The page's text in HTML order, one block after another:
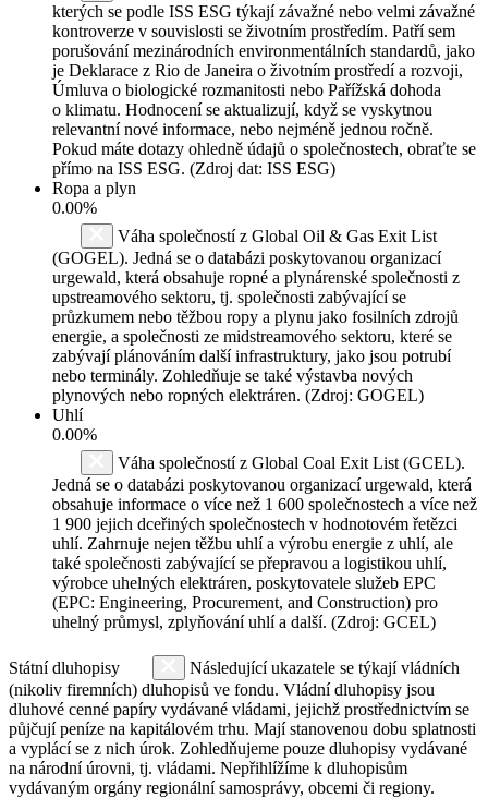
kterých se podle ISS ESG týkají závažné nebo velmi závažné
kontroverze v souvislosti se životním prostředím. Patří sem
porušování mezinárodních environmentálních standardů, jako
je Deklarace z Rio de Janeira o životním prostředí a rozvoji,
Úmluva o biologické rozmanitosti nebo Pařížská dohoda
o klimatu. Hodnocení se aktualizují, když se vyskytnou
relevantní nové informace, nebo nejméně jednou ročně.
Pokud máte dotazy ohledně údajů o společnostech, obraťte se
přímo na ISS ESG. (Zdroj dat: ISS ESG)
Ropa a plyn
0.00%
Váha společností z Global Oil & Gas Exit List
(GOGEL). Jedná se o databázi poskytovanou organizací
urgewald, která obsahuje ropné a plynárenské společnosti z
upstreamového sektoru, tj. společnosti zabývající se
průzkumem nebo těžbou ropy a plynu jako fosilních zdrojů
energie, a společnosti ze midstreamového sektoru, které se
zabývají plánováním další infrastruktury, jako jsou potrubí
nebo terminály. Zohledňuje se také výstavba nových
plynových nebo ropných elektráren. (Zdroj: GOGEL)
Uhlí
0.00%
Váha společností z Global Coal Exit List (GCEL).
Jedná se o databázi poskytovanou organizací urgewald, která
obsahuje informace o více než 1 600 společnostech a více než
1 900 jejich dceřiných společnostech v hodnotovém řetězci
uhlí. Zahrnuje nejen těžbu uhlí a výrobu energie z uhlí, ale
také společnosti zabývající se přepravou a logistikou uhlí,
výrobce uhelných elektráren, poskytovatele služeb EPC
(EPC: Engineering, Procurement, and Construction) pro
uhelný průmysl, zplyňování uhlí a další. (Zdroj: GCEL)
Státní dluhopisy
Následující ukazatele se týkají vládních
(nikoliv firemních) dluhopisů ve fondu. Vládní dluhopisy jsou
dluhové cenné papíry vydávané vládami, jejichž prostřednictvím se
půjčují peníze na kapitálovém trhu. Mají stanovenou dobu splatnosti
a vyplácí se z nich úrok. Zohledňujeme pouze dluhopisy vydávané
na národní úrovni, tj. vládami. Nepřihlížíme k dluhopisům
vydávaným orgány regionální samosprávy, obcemi či regiony.